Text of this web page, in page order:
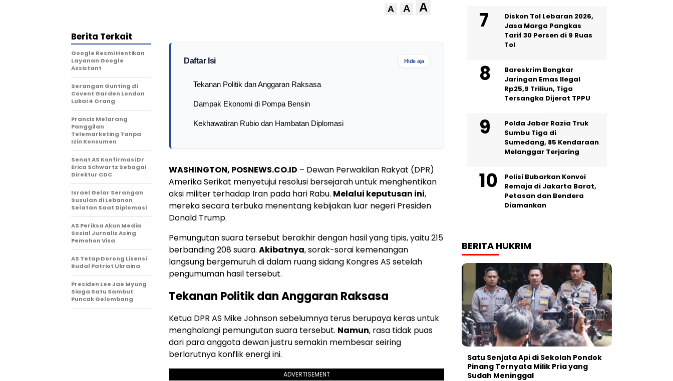
A A A
Daftar Isi Hide aja
Tekanan Politik dan Anggaran Raksasa
Dampak Ekonomi di Pompa Bensin
Kekhawatiran Rubio dan Hambatan Diplomasi
WASHINGTON, POSNEWS.CO.ID – Dewan Perwakilan Rakyat (DPR)
Amerika Serikat menyetujui resolusi bersejarah untuk menghentikan
aksi militer terhadap Iran pada hari Rabu. Melalui keputusan ini,
mereka secara terbuka menentang kebijakan luar negeri Presiden
Donald Trump.
Pemungutan suara tersebut berakhir dengan hasil yang tipis, yaitu 215
berbanding 208 suara. Akibatnya, sorak-sorai kemenangan
langsung bergemuruh di dalam ruang sidang Kongres AS setelah
pengumuman hasil tersebut.
Tekanan Politik dan Anggaran Raksasa
Ketua DPR AS Mike Johnson sebelumnya terus berupaya keras untuk
menghalangi pemungutan suara tersebut. Namun, rasa tidak puas
dari para anggota dewan justru semakin membesar seiring
berlarutnya konflik energi ini.
ADVERTISEMENT
Berita Terkait
Google Resmi Hentikan
Layanan Google
Assistant
Serangan Gunting di
Covent Garden London
Lukai 4 Orang
Prancis Melarang
Panggilan
Telemarketing Tanpa
Izin Konsumen
Senat AS Konfirmasi Dr
Erica Schwartz Sebagai
Direktur CDC
Israel Gelar Serangan
Susulan di Lebanon
Selatan Saat Diplomasi
AS Periksa Akun Media
Sosial Jurnalis Asing
Pemohon Visa
AS Tetap Dorong Lisensi
Rudal Patriot Ukraina
Presiden Lee Jae Myung
Siaga Satu Sambut
Puncak Gelombang
Diskon Tol Lebaran 2026,
Jasa Marga Pangkas
Tarif 30 Persen di 9 Ruas
Tol
Bareskrim Bongkar
Jaringan Emas Ilegal
Rp25,9 Triliun, Tiga
Tersangka Dijerat TPPU
Polda Jabar Razia Truk
Sumbu Tiga di
Sumedang, 85 Kendaraan
Melanggar Terjaring
Polisi Bubarkan Konvoi
Remaja di Jakarta Barat,
Petasan dan Bendera
Diamankan
BERITA HUKRIM
Satu Senjata Api di Sekolah Pondok
Pinang Ternyata Milik Pria yang
Sudah Meninggal